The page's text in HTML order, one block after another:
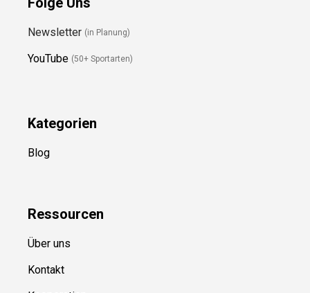
Folge Uns
YouTube (50+ Sportarten)
Blog
Ressource